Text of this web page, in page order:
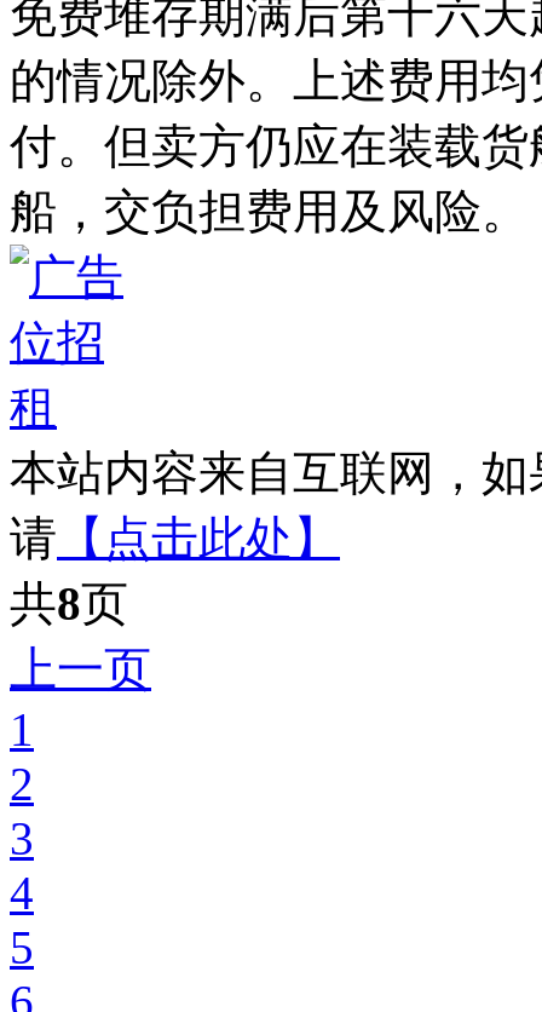
免费堆存期满后第十六
的情况除外。上述费用
付。但卖方仍应在装载
船，交负担费用及风险。
本站内容来自互联网，
请 【点击此处】
共8页
上一页
1
2
3
4
5
6